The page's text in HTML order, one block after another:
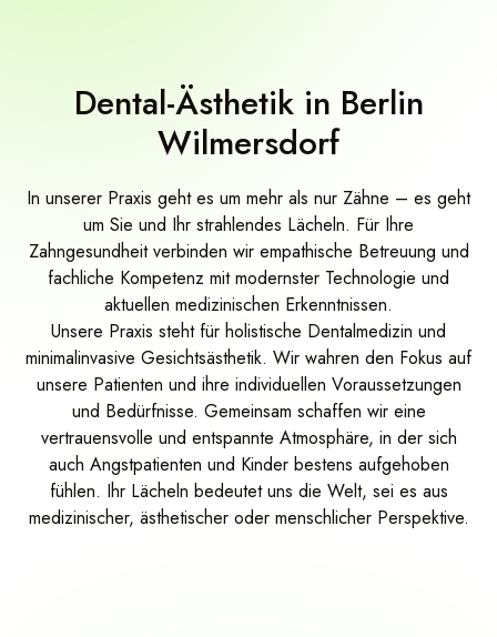
Wurzelbehandlung
Angstpatienten
Dental-Ästhetik in Berlin
Wilmersdorf
In unserer Praxis geht es um mehr als nur Zähne – es geht
um Sie und Ihr strahlendes Lächeln. Für Ihre
Zahngesundheit verbinden wir empathische Betreuung und
fachliche Kompetenz mit modernster Technologie und
aktuellen medizinischen Erkenntnissen.
Unsere Praxis steht für holistische Dentalmedizin und
minimalinvasive Gesichtsästhetik. Wir wahren den Fokus auf
unsere Patienten und ihre individuellen Voraussetzungen
und Bedürfnisse. Gemeinsam schaffen wir eine
vertrauensvolle und entspannte Atmosphäre, in der sich
auch Angstpatienten und Kinder bestens aufgehoben
fühlen. Ihr Lächeln bedeutet uns die Welt, sei es aus
medizinischer, ästhetischer oder menschlicher Perspektive.